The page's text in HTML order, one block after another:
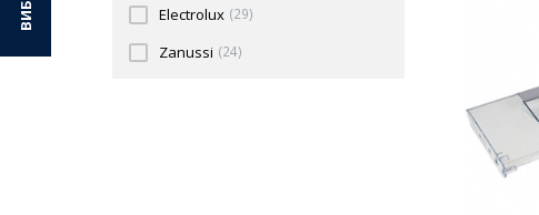
Electrolux (29)
Zanussi (24)